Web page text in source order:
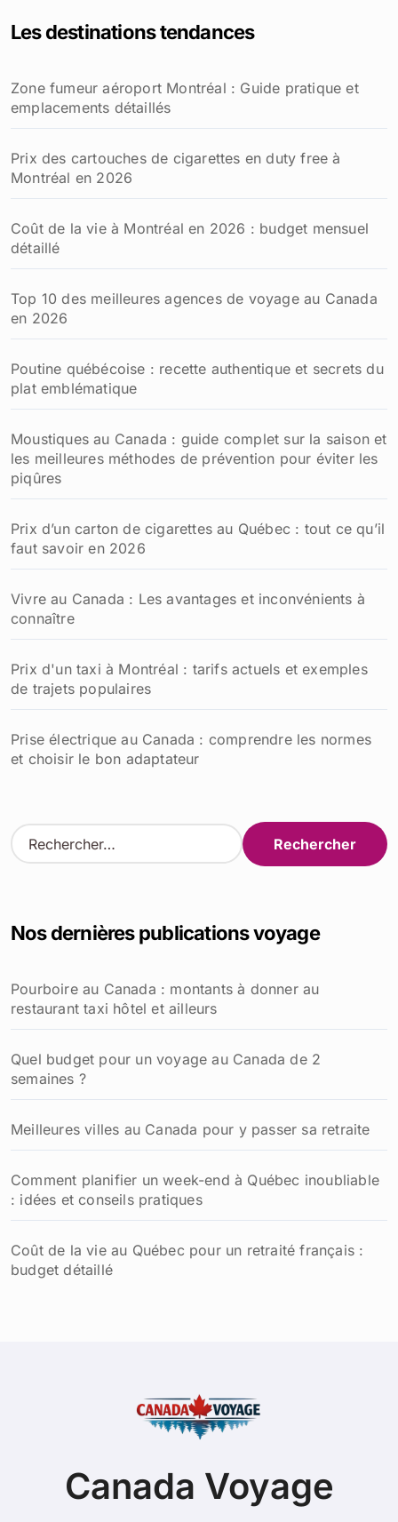
Les destinations tendances
Zone fumeur aéroport Montréal : Guide pratique et
emplacements détaillés
Prix des cartouches de cigarettes en duty free à
Montréal en 2026
Coût de la vie à Montréal en 2026 : budget mensuel
détaillé
Top 10 des meilleures agences de voyage au Canada
en 2026
Poutine québécoise : recette authentique et secrets du
plat emblématique
Moustiques au Canada : guide complet sur la saison et
les meilleures méthodes de prévention pour éviter les
piqûres
Prix d’un carton de cigarettes au Québec : tout ce qu’il
faut savoir en 2026
Vivre au Canada : Les avantages et inconvénients à
connaître
Prix d'un taxi à Montréal : tarifs actuels et exemples
de trajets populaires
Prise électrique au Canada : comprendre les normes
et choisir le bon adaptateur
R
e
r
e
r
Nos dernières publications voyage
Pourboire au Canada : montants à donner au
restaurant taxi hôtel et ailleurs
Quel budget pour un voyage au Canada de 2
semaines ?
Meilleures villes au Canada pour y passer sa retraite
Comment planifier un week-end à Québec inoubliable
: idées et conseils pratiques
Coût de la vie au Québec pour un retraité français :
budget détaillé
Canada Voyage